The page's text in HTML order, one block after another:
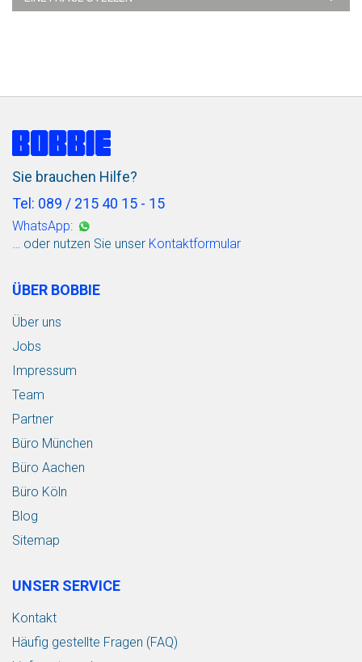
Sie brauchen Hilfe?
Tel: 089 / 215 40 15 - 15
WhatsApp:
… oder nutzen Sie unser Kontaktformular
ÜBER BOBBIE
Über uns
Jobs
Impressum
Team
Partner
Büro München
Büro Aachen
Büro Köln
Blog
Sitemap
UNSER SERVICE
Kontakt
Häufig gestellte Fragen (FAQ)